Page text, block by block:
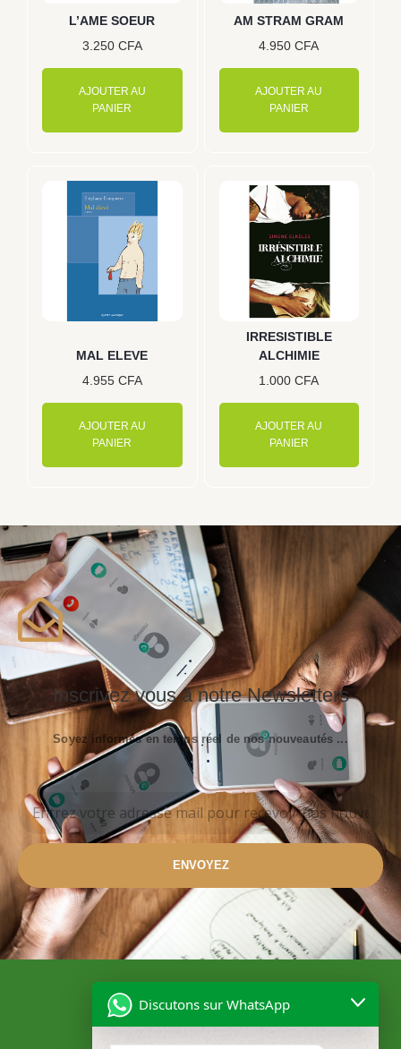
L’AME SOEUR
3.250 CFA
AJOUTER AU
PANIER
AM STRAM GRAM
4.950CFA
AJOUTER AU
PANIER
MAL ELEVE
4.955 CFA
AJOUTER AU
PANIER
IRRESISTIBLE
ALCHIMIE
1.000CFA
AJOUTER AU
PANIER
Inscrivez vous à notre Newsletters
Soyez informés en temps réel de nos nouveautés ...
ENVOYEZ
Discutons sur WhatsApp